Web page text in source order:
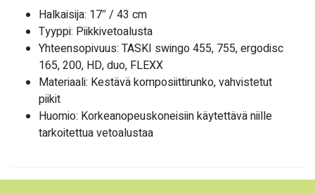
Halkaisija: 17″ / 43 cm
Tyyppi: Piikkivetoalusta
Yhteensopivuus: TASKI swingo 455, 755, ergodisc
165, 200, HD, duo, FLEXX
Materiaali: Kestävä komposiittirunko, vahvistetut
piikit
Huomio: Korkeanopeuskoneisiin käytettävä niille
tarkoitettua vetoalustaa